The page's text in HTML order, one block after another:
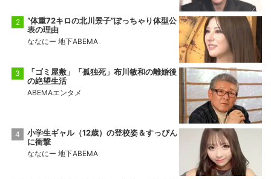
“体重72キロの北川景子”ぽっちゃり体型公
表の理由
ななにー 地下ABEMA
「ゴミ屋敷」「孤独死」布川敏和の離婚後
の絶望生活
ABEMAエンタメ
小学生ギャル（12歳）の登校姿＆すっぴん
に衝撃
ななにー 地下ABEMA